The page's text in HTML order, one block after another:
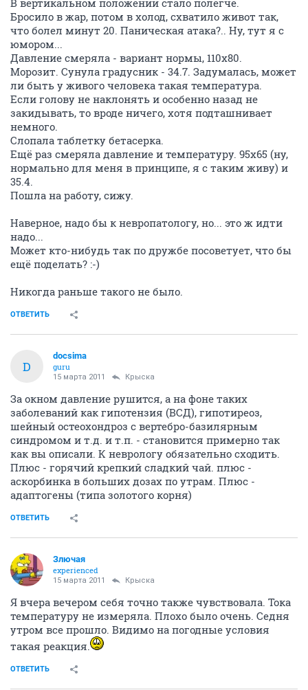
В вертикальном положении стало полегче.
Бросило в жар, потом в холод, схватило живот так,
что болел минут 20. Паническая атака?.. Ну, тут я с
юмором...
Давление смеряла - вариант нормы, 110х80.
Морозит. Сунула градусник - 34.7. Задумалась, может
ли быть у живого человека такая температура.
Если голову не наклонять и особенно назад не
закидывать, то вроде ничего, хотя подташнивает
немного.
Слопала таблетку бетасерка.
Ещё раз смеряла давление и температуру. 95х65 (ну,
нормально для меня в принципе, я с таким живу) и
35.4.
Пошла на работу, сижу.
Наверное, надо бы к невропатологу, но... это ж идти
надо...
Может кто-нибудь так по дружбе посоветует, что бы
ещё поделать? :-)
Никогда раньше такого не было.
ОТВЕТИТЬ
D
docsima
guru
15 марта 2011 Крыска
За окном давление рушится, а на фоне таких
заболеваний как гипотензия (ВСД), гипотиреоз,
шейный остеохондроз с вертебро-базилярным
синдромом и т.д. и т.п. - становится примерно так
как вы описали. К неврологу обязательно сходить.
Плюс - горячий крепкий сладкий чай. плюс -
аскорбинка в больших дозах по утрам. Плюс -
адаптогены (типа золотого корня)
ОТВЕТИТЬ
Злючая
experienced
15 марта 2011 Крыска
Я вчера вечером себя точно также чувствовала. Тока
температуру не измеряла. Плохо было очень. Седня
утром все прошло. Видимо на погодные условия
такая реакция.
ОТВЕТИТЬ